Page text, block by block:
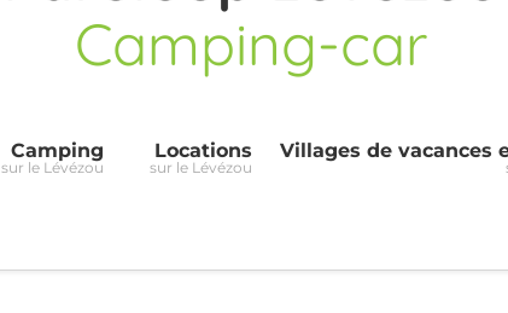
Camping-car
Camping
sur le Lévézou
Locations
sur le Lévézou
Villages de vacances